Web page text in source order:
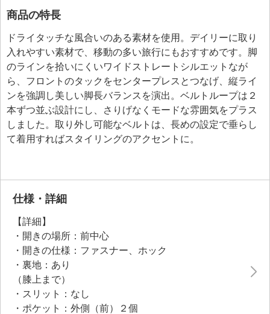
商品の特長
ドライタッチな風合いのある素材を使用。デイリーに取り
入れやすい素材で、移動の多い旅行にもおすすめです。脚
のラインを拾いにくいワイドストレートシルエットなが
ら、フロントのタックをセンタープレスとつなげ、縦ライ
ンを強調し美しい脚長バランスを演出。ベルトループは２
本ずつ並ぶ設計にし、さりげなくモードな雰囲気をプラス
しました。取り外し可能なベルトは、長めの設定で垂らし
て着用すればスタイリングのアクセントに。
仕様・詳細
【詳細】
・開きの場所：前中心
・開きの仕様：ファスナー、ホック
・裏地：あり
（膝上まで）
・スリット：なし
・ポケット：外側（前）２個